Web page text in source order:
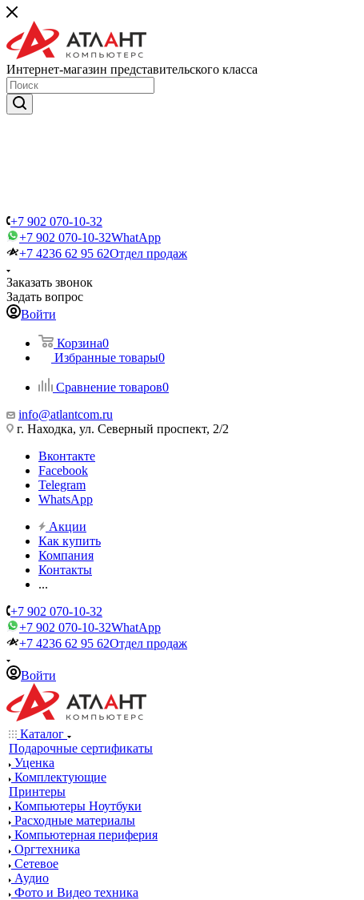
Интернет-магазин представительского класса
+7 902 070-10-32
+7 902 070-10-32WhatApp
+7 4236 62 95 62Отдел продаж
Заказать звонок
Задать вопрос
Войти
Корзина0
Избранные товары0
Сравнение товаров0
info@atlantcom.ru
г. Находка, ул. Северный проспект, 2/2
Вконтакте
Facebook
Telegram
WhatsApp
Акции
Как купить
Компания
Контакты
...
+7 902 070-10-32
+7 902 070-10-32WhatApp
+7 4236 62 95 62Отдел продаж
Войти
Каталог
Подарочные сертификаты
Уценка
Комплектующие
Принтеры
Компьютеры Ноутбуки
Расходные материалы
Компьютерная периферия
Оргтехника
Сетевое
Аудио
Фото и Видео техника